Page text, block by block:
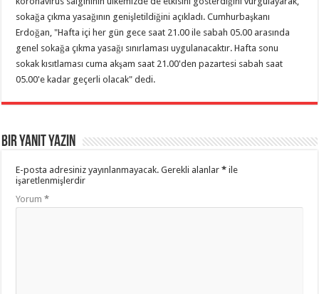
sokağa çıkma yasağının genişletildiğini açıkladı. Cumhurbaşkanı
Erdoğan, "Hafta içi her gün gece saat 21.00 ile sabah 05.00 arasında
genel sokağa çıkma yasağı sınırlaması uygulanacaktır. Hafta sonu
sokak kısıtlaması cuma akşam saat 21.00'den pazartesi sabah saat
05.00'e kadar geçerli olacak" dedi.
Bir yanıt yazın
E-posta adresiniz yayınlanmayacak. Gerekli alanlar* ile
işaretlenmişlerdir
Yorum*